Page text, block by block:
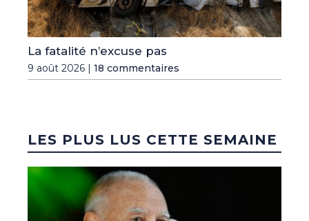
La fatalité n’excuse pas
9 août 2026 | 18 commentaires
LES PLUS LUS CETTE SEMAINE